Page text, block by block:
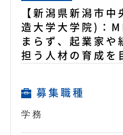
【新潟県新潟市中
造大学大学院)：
まらず、起業家や
担う人材の育成を
募集職種
学務